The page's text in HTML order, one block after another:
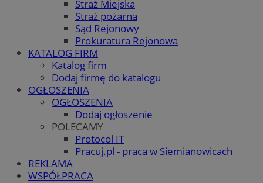
Straż Miejska
Straż pożarna
Sąd Rejonowy
Prokuratura Rejonowa
KATALOG FIRM
Katalog firm
Dodaj firmę do katalogu
OGŁOSZENIA
OGŁOSZENIA
Dodaj ogłoszenie
POLECAMY
Protocol IT
Pracuj.pl - praca w Siemianowicach
REKLAMA
WSPÓŁPRACA